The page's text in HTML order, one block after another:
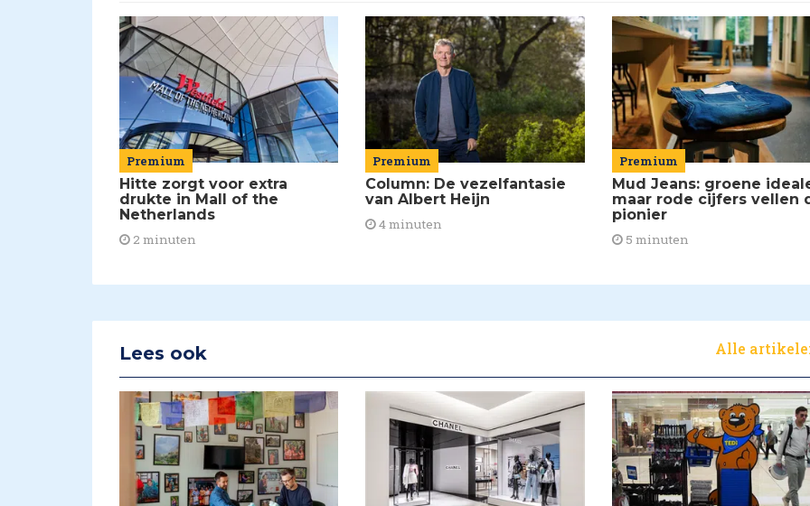
Premium
Hitte zorgt voor extra
drukte in Mall of the
Netherlands
2 minuten
Premium
Column: De vezelfantasie
van Albert Heijn
4 minuten
Premium
Mud Jeans: groene
maar rode cijfers vellen
pionier
5 minuten
Lees ook Alle